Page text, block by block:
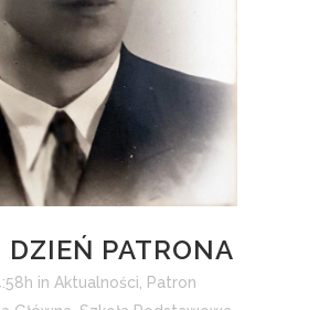
DZIEŃ PATRONA
in Aktualności Patron